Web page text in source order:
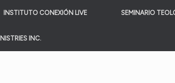
INSTITUTO CONEXIÓN LIVE SEMINARIO
INC.